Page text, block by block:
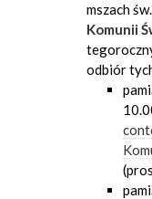
mszach
Komunii
odbiór